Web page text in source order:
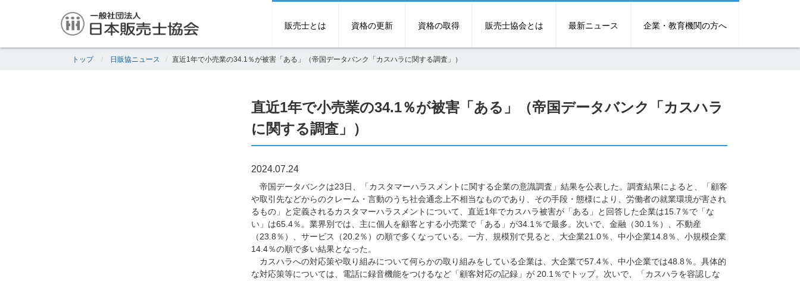
販売士とは 資格の更新 資格の取得 販売士協会とは 最新ニュース 企業・教育機関の方へ
トップ 日販協ニュース 直近1年で小売業の34.1％が被害「ある」（帝国データバンク「カスハラに関する調査」）
直近1年で小売業の34.1％が被害「ある」（帝国データバンク「カスハラ
に関する調査」）
2024.07.24
帝国データバンクは23日、「カスタマーハラスメントに関する企業の意識調査」結果を公表した。調査結果によると、「顧客
や取引先などからのクレーム・言動のうち社会通念上不相当なものであり、その手段・態様により、労働者の就業環境が害され
るもの」と定義されるカスタマーハラスメントについて、直近1年でカスハラ被害が「ある」と回答した企業は15.7％で「な
い」は65.4％。業界別では、主に個人を顧客とする小売業で「ある」が34.1％で最多。次いで、金融（30.1％）、不動産
（23.8％）、サービス（20.2％）の順で多くなっている。一方、規模別で見ると、大企業21.0％、中小企業14.8％、小規模企業
14.4％の順で多い結果となった。
カスハラへの対応策や取り組みについて何らかの取り組みをしている企業は、大企業で57.4％、中小企業では48.8％。具体的
な対応策等については、電話に録音機能をつけるなど「顧客対応の記録」が 20.1％でトップ。次いで、「カスハラを容認しな